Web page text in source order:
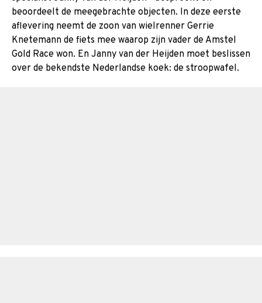
beoordeelt de meegebrachte objecten. In deze eerste
aflevering neemt de zoon van wielrenner Gerrie
Knetemann de fiets mee waarop zijn vader de Amstel
Gold Race won. En Janny van der Heijden moet beslissen
over de bekendste Nederlandse koek: de stroopwafel.